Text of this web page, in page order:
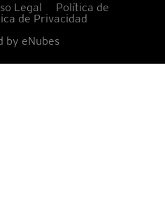
Legal
Política de
de Privacidad
by eNubes